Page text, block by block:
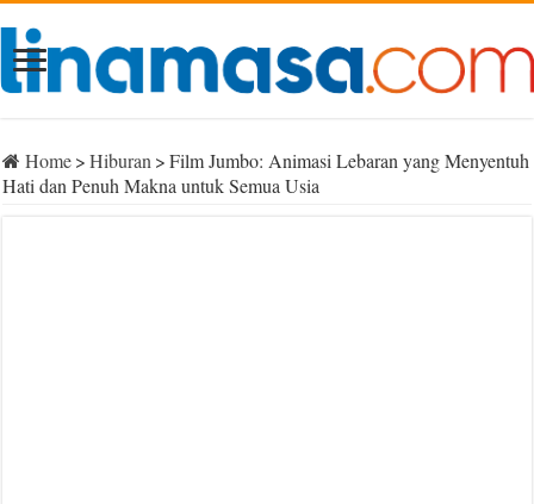
Home> Hiburan > Film Jumbo: Animasi Lebaran yang Menyentuh
Hati dan Penuh Makna untuk Semua Usia